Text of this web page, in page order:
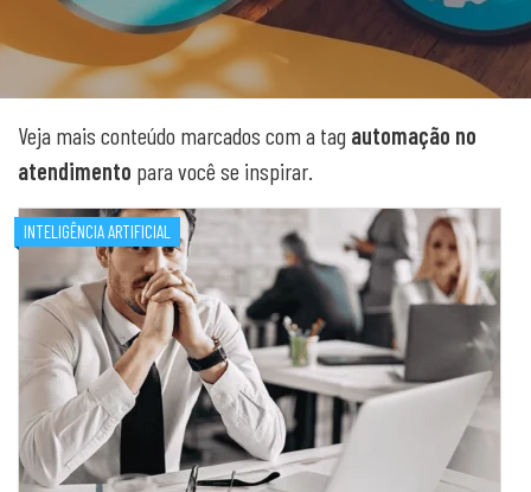
Veja mais conteúdo marcados com a tag automação no
atendimento para você se inspirar.
INTELIGÊNCIA ARTIFICIAL